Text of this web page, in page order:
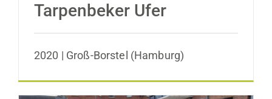
Tarpenbeker Ufer
2020 | Groß-Borstel (Hamburg)